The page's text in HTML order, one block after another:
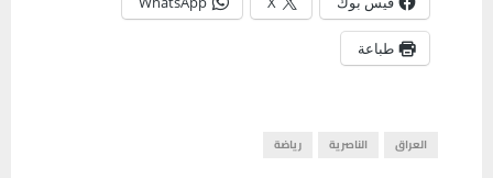
طباعة
العراق الناصرية رياضة